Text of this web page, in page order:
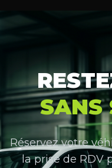
SANS
Réservez votre
la prise de RDV